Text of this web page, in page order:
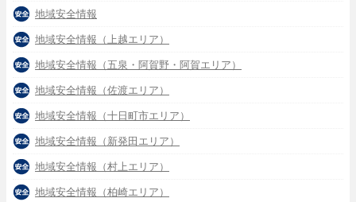
地域安全情報
地域安全情報（上越エリア）
地域安全情報（五泉・阿賀野・阿賀エリア）
地域安全情報（佐渡エリア）
地域安全情報（十日町市エリア）
地域安全情報（新発田エリア）
地域安全情報（村上エリア）
地域安全情報（柏崎エリア）